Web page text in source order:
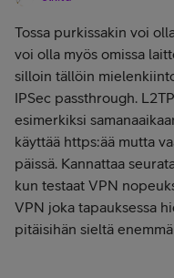
Tossa purkissakin voi
voi olla myös omissa
silloin tällöin
IPSec passthrough.
esimerkiksi
käyttää https:ää mutta
päissä. Kannattaa
kun testaat VPN
VPN joka tapauksessa
pitäisihän sieltä